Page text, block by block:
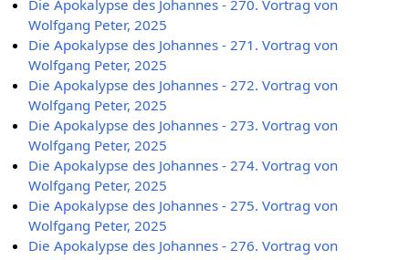
Die Apokalypse des Johannes - 270. Vortrag von
Wolfgang Peter, 2025
Die Apokalypse des Johannes - 271. Vortrag von
Wolfgang Peter, 2025
Die Apokalypse des Johannes - 272. Vortrag von
Wolfgang Peter, 2025
Die Apokalypse des Johannes - 273. Vortrag von
Wolfgang Peter, 2025
Die Apokalypse des Johannes - 274. Vortrag von
Wolfgang Peter, 2025
Die Apokalypse des Johannes - 275. Vortrag von
Wolfgang Peter, 2025
Die Apokalypse des Johannes - 276. Vortrag von